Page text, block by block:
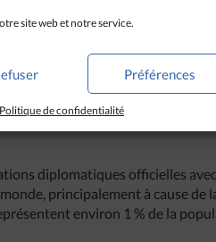
site web et notre service.
Préférences
de confidentialité
électriques »,
entre Taïwan et le
une exposition artistique
des extraits de la
des œuvres charitables
diplomatiques officielles
principalement à cause de
environ 1 % de la